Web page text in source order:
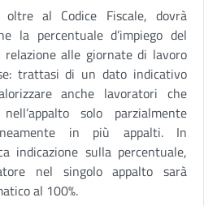
oltre al Codice Fiscale, dovrà
la percentuale d’impiego del
alle giornate di lavoro
trattasi di un dato indicativo
anche lavoratori che
solo parzialmente
in più appalti. In
indicazione sulla percentuale,
nel singolo appalto sarà
al 100%.